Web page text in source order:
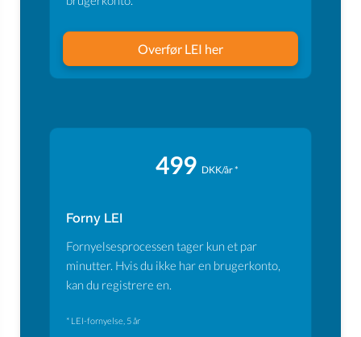
Overfør LEI her
499 DKK/år *
Forny LEI
Fornyelsesprocessen tager kun et par
minutter. Hvis du ikke har en brugerkonto,
kan du registrere en.
* LEI-fornyelse, 5 år